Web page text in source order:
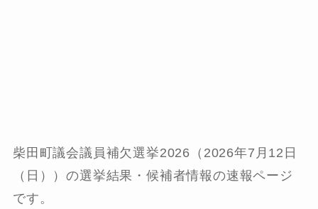
柴田町議会議員補欠選挙2026（2026年7月12日
（日））の選挙結果・候補者情報の速報ページ
です。